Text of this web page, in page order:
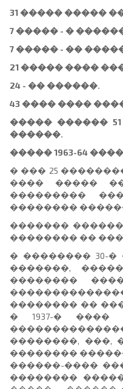
31 ����� �����
7 ����� - �
7 ����� - ��
21 ����� ����
24 - �� ������.
43 ���� ����
����� ������ 51
������.
����� 1963-64 ����
� ��� 25
���� �����
���������
��������
�������
�������� ��
� �������� 30-
�������,
��������
�������� ��
� 1937-� ����
��������, ���,
��������
������-����
��������